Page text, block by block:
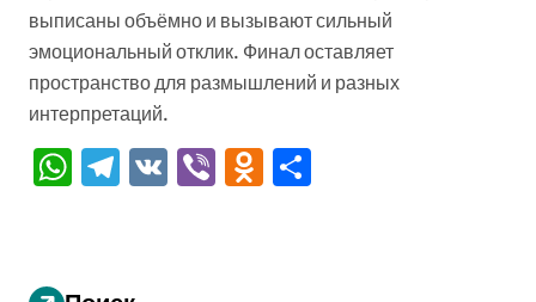
выписаны объёмно и вызывают сильный
эмоциональный отклик. Финал оставляет
пространство для размышлений и разных
интерпретаций.
WhatsApp
Telegram
VK ViberOdnoklassniki